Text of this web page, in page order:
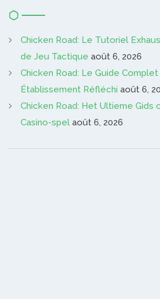
Chicken Road: Le Tutoriel
de Jeu Tactique août 6, 2026
Chicken Road: Le Guide
Établissement Réfléchi août 6,
Chicken Road: Het Ultieme Gids
Casino-spel août 6, 2026